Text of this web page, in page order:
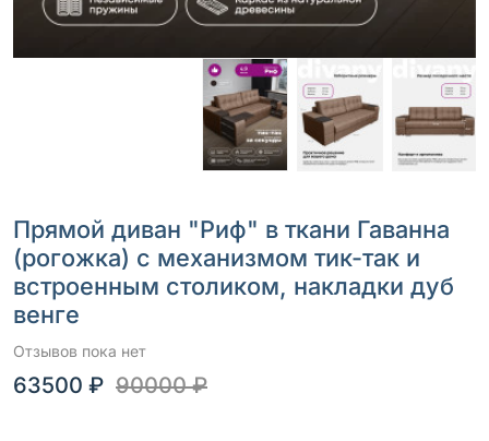
Прямой диван "Риф" в ткани Гаванна
(рогожка) с механизмом тик-так и
встроенным столиком, накладки дуб
венге
Отзывов пока нет
63500 ₽ 90000 ₽